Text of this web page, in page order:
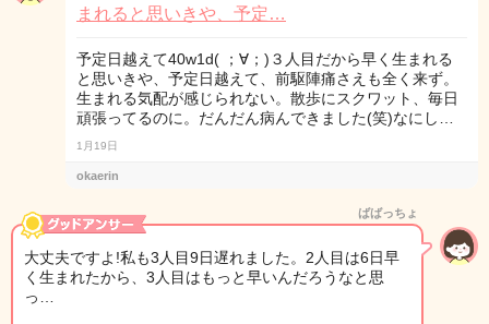
まれると思いきや、予定…
予定日越えて40w1d( ；∀；)３人目だから早く生まれる
と思いきや、予定日越えて、前駆陣痛さえも全く来ず。
生まれる気配が感じられない。散歩にスクワット、毎日
頑張ってるのに。だんだん病んできました(笑)なにし…
1月19日
okaerin
ばばっちょ
大丈夫ですよ!私も3人目9日遅れました。2人目は6日早
く生まれたから、3人目はもっと早いんだろうなと思
っ…